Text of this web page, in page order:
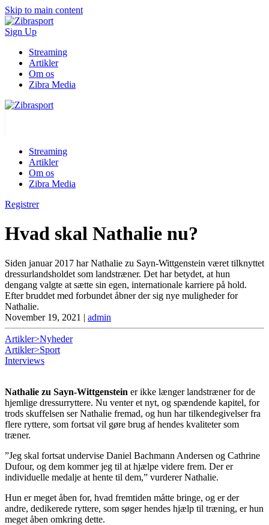
Skip to main content
Sign Up
Streaming
Artikler
Om os
Zibra Media
Streaming
Artikler
Om os
Zibra Media
Registrer
Hvad skal Nathalie nu?
Siden januar 2017 har Nathalie zu Sayn-Wittgenstein været tilknyttet
dressurlandsholdet som landstræner. Det har betydet, at hun
dengang valgte at sætte sin egen, internationale karriere på hold.
Efter bruddet med forbundet åbner der sig nye muligheder for
Nathalie.
November 19, 2021 | admin
Artikler>Nyheder
Artikler>Sport
Interviews
Nathalie zu Sayn-Wittgenstein er ikke længer landstræner for de
hjemlige dressurryttere. Nu venter et nyt, og spændende kapitel, for
trods skuffelsen ser Nathalie fremad, og hun har tilkendegivelser fra
flere ryttere, som fortsat vil gøre brug af hendes kvaliteter som
træner.
”Jeg skal fortsat undervise Daniel Bachmann Andersen og Cathrine
Dufour, og dem kommer jeg til at hjælpe videre frem. Der er
individuelle medalje at hente til dem,” vurderer Nathalie.
Hun er meget åben for, hvad fremtiden måtte bringe, og er der
andre, dedikerede ryttere, som søger hendes hjælp til træning, er hun
meget åben omkring dette.